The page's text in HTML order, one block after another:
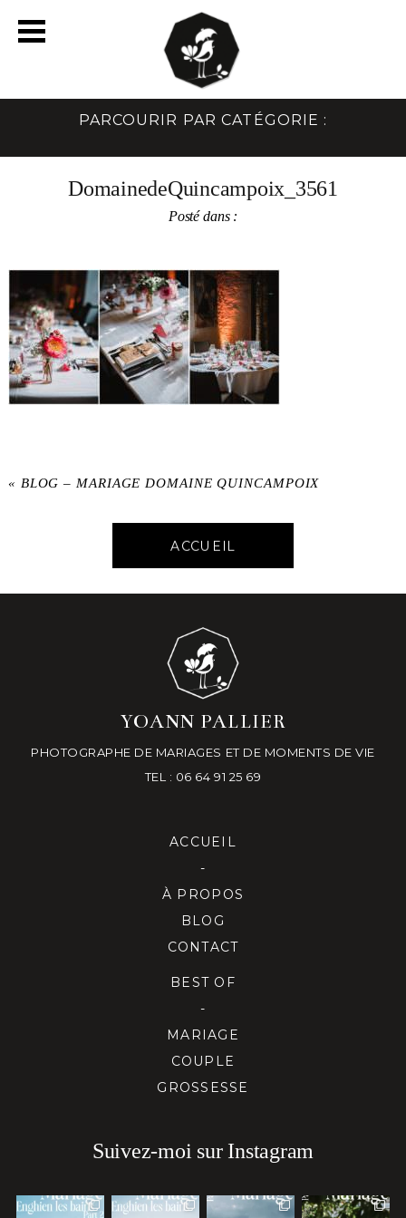
PARCOURIR PAR CATÉGORIE :
DomainedeQuincampoix_3561
Posté dans :
« BLOG – MARIAGE DOMAINE QUINCAMPOIX
ACCUEIL
YOANN PALLIER
PHOTOGRAPHE DE MARIAGES ET DE MOMENTS DE VIE
TEL : 06 64 91 25 69
ACCUEIL
-
À PROPOS
BLOG
CONTACT
BEST OF
-
MARIAGE
COUPLE
GROSSESSE
Suivez-moi sur Instagram